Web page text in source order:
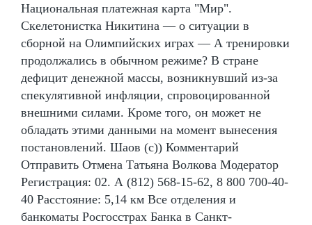
Национальная платежная карта "Мир".
Скелетонистка Никитина — о ситуации в
сборной на Олимпийских играх — А тренировки
продолжались в обычном режиме? В стране
дефицит денежной массы, возникнувший из-за
спекулятивной инфляции, спровоцированной
внешними силами. Кроме того, он может не
обладать этими данными на момент вынесения
постановлений. Шаов (с)) Комментарий
Отправить Отмена Татьяна Волкова Модератор
Регистрация: 02. А (812) 568-15-62, 8 800 700-40-
40 Расстояние: 5,14 км Все отделения и
банкоматы Росгосстрах Банка в Санкт-